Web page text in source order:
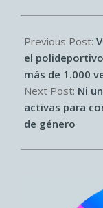
06-
03
Previous Post:
el
más de 1.000
Next Post: Ni
activas para
de género